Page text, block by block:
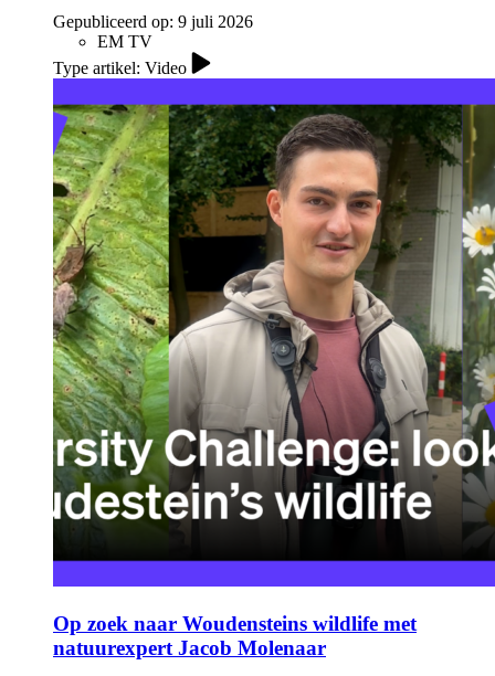
Gepubliceerd op: 9 juli 2026
EM TV
Type artikel: Video
Op zoek naar Woudensteins wildlife met
natuurexpert Jacob Molenaar